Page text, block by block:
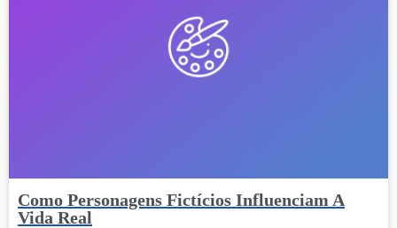
Como Personagens Fictícios Influenciam A
Vida Real